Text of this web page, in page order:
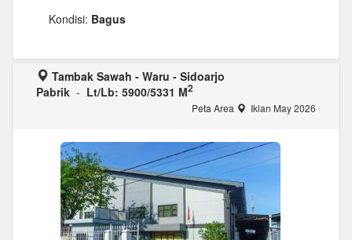
Kondisi: Bagus
Tambak Sawah - Waru - Sidoarjo
Pabrik - Lt/Lb: 5900/5331 M2
Peta Area Iklan May 2026